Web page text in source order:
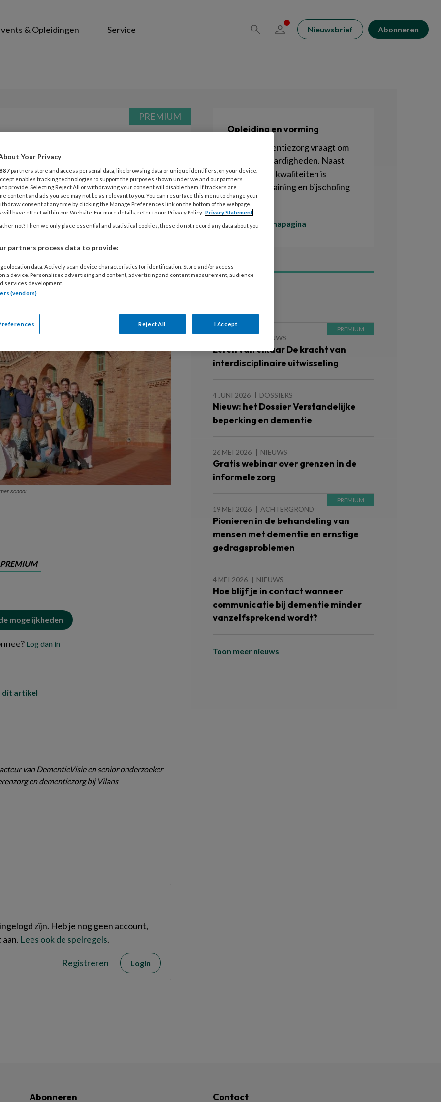
& Opleidingen Service Nieuwsbrief Abonneren
bij mensen met een
Wat kenmerkt de zorg voor
in Nederland? En wat kunnen we
van het Honours College van
bezoeken jaarlijks instellingen in
de overeenkomsten en verschillen
school
PREMIUM
mogelijkheden
Log dan in
PREMIUM
dit artikel
van DementieVisie en senior onderzoeker
en dementiezorg bij Vilans
zijn. Heb je nog geen account,
Lees ook de spelregels.
Registreren Login
Opleiding en vorming
Goede dementiezorg vraagt om
kennis én vaardigheden. Naast
persoonlijke kwaliteiten is
opleiding, training en bijscholing
belangrijk
Naar de themapagina
NIEUWS
Leren van elkaar De kracht van
interdisciplinaire uitwisseling
4 JUNI 2026 DOSSIERS
Nieuw: het Dossier Verstandelijke
beperking en dementie
26 MEI 2026 NIEUWS
Gratis webinar over grenzen in de
informele zorg
19 MEI 2026 ACHTERGROND
Pionieren in de behandeling van
mensen met dementie en ernstige
gedragsproblemen
4 MEI 2026 NIEUWS
Hoe blijf je in contact wanneer
communicatie bij dementie minder
vanzelfsprekend wordt?
Toon meer nieuws
Abonneren Contact
Your Privacy
887 partners store and access personal data, like browsing data or unique identifiers, on your device.
enables tracking technologies to support the purposes shown under we and our partners
to provide. Selecting Reject All or withdrawing your consent will disable them. If trackers are
content and ads you see may not be as relevant to you. You can resurface this menu to change your
consent at any time by clicking the Manage Preferences link on the bottom of the webpage.
will have effect within our Website. For more details, refer to our Privacy Policy. Privacy Statement
not? Then we only place essential and statistical cookies, these do not record any data about you
partners process data to provide:
data. Actively scan device characteristics for identification. Store and/or access
a device. Personalised advertising and content, advertising and content measurement, audience
services development.
(vendors)
Reject All I Accept